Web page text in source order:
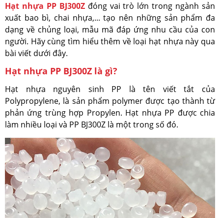
Hạt nhựa PP BJ300Zđóng vai trò lớn trong ngành sản
xuất bao bì, chai nhựa,... tạo nên những sản phẩm đa
dạng về chủng loại, mẫu mã đáp ứng nhu cầu của con
người. Hãy cùng tìm hiểu thêm về loại hạt nhựa này qua
bài viết dưới đây.
Hạt nhựa PP BJ300Z là gì?
Hạt nhựa nguyên sinh PP là tên viết tắt của
Polypropylene, là sản phẩm polymer được tạo thành từ
phản ứng trùng hợp Propylen. Hạt nhựa PP được chia
làm nhiều loại và PP BJ300Z là một trong số đó.